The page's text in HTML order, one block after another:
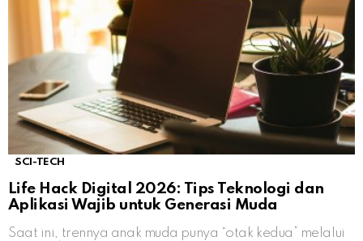
SCI-TECH
Life Hack Digital 2026: Tips Teknologi dan
Aplikasi Wajib untuk Generasi Muda
Saat ini, trennya anak muda punya “otak kedua” melalui